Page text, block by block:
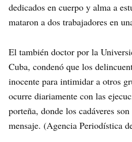
dedicados en cuerpo y alma a
mataron a dos trabajadores en
El también doctor por la
Cuba, condenó que los
inocente para intimidar a otros
ocurre diariamente con las
porteña, donde los cadáveres
mensaje. (Agencia Periodística